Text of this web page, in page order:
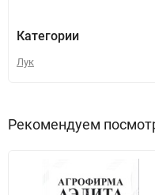
Категории
Лук
Рекомендуем